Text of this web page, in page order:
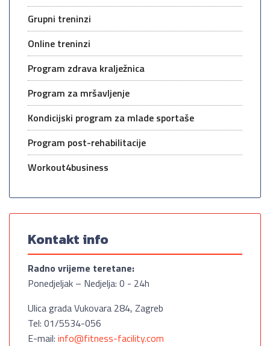
Grupni treninzi
Online treninzi
Program zdrava kralježnica
Program za mršavljenje
Kondicijski program za mlade sportaše
Program post-rehabilitacije
Workout4business
Kontakt info
Radno vrijeme teretane:
Ponedjeljak – Nedjelja: 0 - 24h
Ulica grada Vukovara 284, Zagreb
Tel: 01/5534-056
E-mail: info@fitness-facility.com